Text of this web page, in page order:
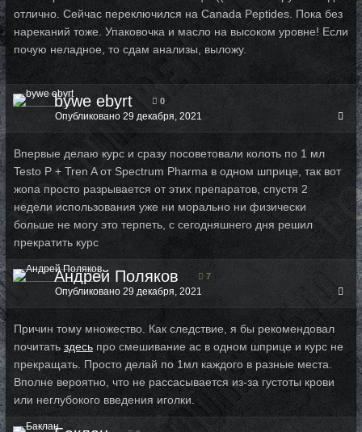
отлично. Сейчас переключился на Canada Peptides. Пока без
нареканий тоже. Упаковочка и масло на высоком уровне! Если
почую неладное, то сдам анализы, выложу.
bywe ebyrt 0
Опубликовано 29 декабря, 2021
Впервые делаю курс и сразу посоветовали колоть по 1 мл
Testo P + Tren A от Spectrum Pharma в одном шприце, так вот
жопа просто разрывается от этих препаратов, спустя 2
недели использования уже ни морально ни физически
больше не могу это терпеть, с сегодняшнего дня решил
прекратить курс
Андрей Поляков 7
Опубликовано 29 декабря, 2021
Причин тому множество. Как следствие, я бы рекомендовал
почитать здесь про смешивание ас в одном шприце и курс не
прекращать. Просто делай по 1мл каждого в разные места.
Вполне вероятно, что не рассасывается из-за густоты крови
или неглубокого введения иголки.